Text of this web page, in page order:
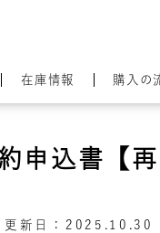
在庫情報 購入の
申込書【再
更新日：2025.10.30